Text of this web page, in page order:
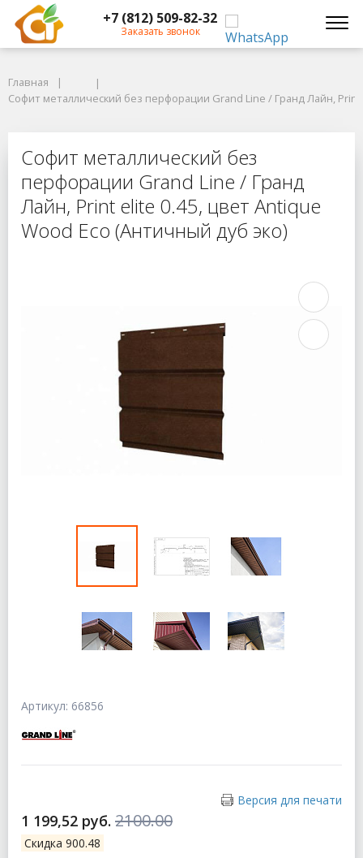
+7 (812) 509-82-32
Заказать звонок
Софит металлический без перфорации Grand Line / Гранд Лайн, Print
Софит металлический без
Главная
Софит металлический без перфорации Grand Line / Гранд Лайн,
Софит металлический без
перфорации Grand Line / Гранд
Лайн, Print elite 0.45, цвет Antique
Wood Eco (Античный дуб эко)
Артикул: 66856
Версия для печати
1 199,52 руб. 2100.00
Скидка 900.48